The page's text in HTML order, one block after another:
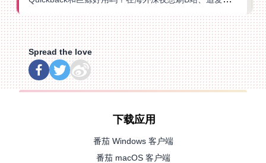
Spread the love
下载应用
番茄 Windows 客户端
番茄 macOS 客户端